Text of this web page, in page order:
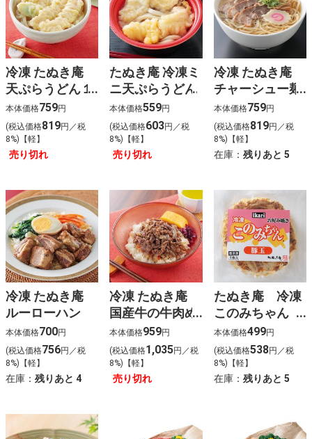
冷凍 たぬき庵
天ぷらうどん１
人前
本体価格759円
(税込価格819円／税
8%)【軽】
売り切れ
たぬき庵 冷凍ミ
ニ天ぷらうどん
本体価格559円
(税込価格603円／税
8%)【軽】
売り切れ
冷凍 たぬき庵
チャーシュー麺
1人前
本体価格759円
(税込価格819円／税
8%)【軽】
在庫： 残りあと 5
冷凍 たぬき庵
ルーローハン
本体価格700円
(税込価格756円／税
8%)【軽】
在庫： 残りあと 4
冷凍 たぬき庵
国産牛の牛肉め
し１人前
本体価格959円
(税込価格1,035円／税
8%)【軽】
売り切れ
たぬき庵 冷凍
このみちゃん
（豚玉）
本体価格499円
(税込価格538円／税
8%)【軽】
在庫： 残りあと 5